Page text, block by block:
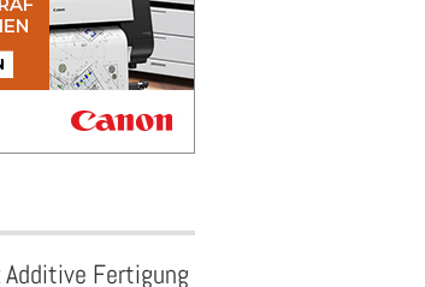
Additive Fertigung